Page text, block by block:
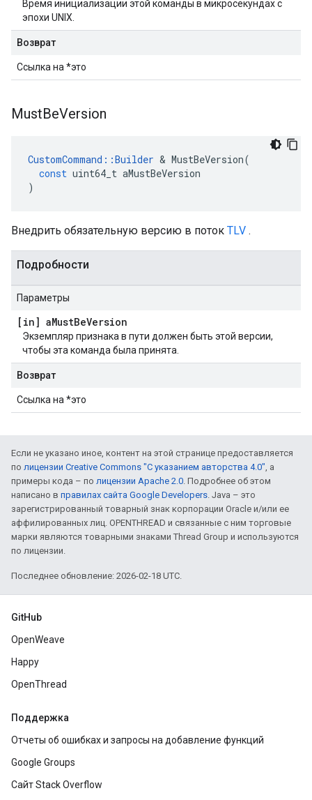
Время инициализации этой команды в микросекундах с
эпохи UNIX.
Возврат
Ссылка на *это
MustBeVersion
CustomCommand ::Builder & MustBeVersion(
const uint64_t aMustBeVersion
)
Внедрить обязательную версию в поток TLV .
Подробности
Параметры
[in] aMustBeVersion
Экземпляр признака в пути должен быть этой версии,
чтобы эта команда была принята.
Возврат
Ссылка на *это
Если не указано иное, контент на этой странице предоставляется
по лицензии Creative Commons "С указанием авторства 4.0", а
примеры кода – по лицензии Apache 2.0. Подробнее об этом
написано в правилах сайта Google Developers. Java – это
зарегистрированный товарный знак корпорации Oracle и/или ее
аффилированных лиц. OPENTHREAD и связанные с ним торговые
марки являются товарными знаками Thread Group и используются
по лицензии.
Последнее обновление: 2026-02-18 UTC.
GitHub
OpenWeave
Happy
OpenThread
Поддержка
Отчеты об ошибках и запросы на добавление функций
Google Groups
Сайт Stack Overflow